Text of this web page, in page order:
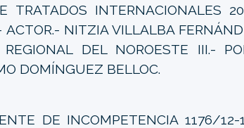
TRATADOS INTERNACIONALES
ACTOR.- NITZIA VILLALBA
DEL NOROESTE III.-
DOMÍNGUEZ BELLOC.
DE INCOMPETENCIA 1176/